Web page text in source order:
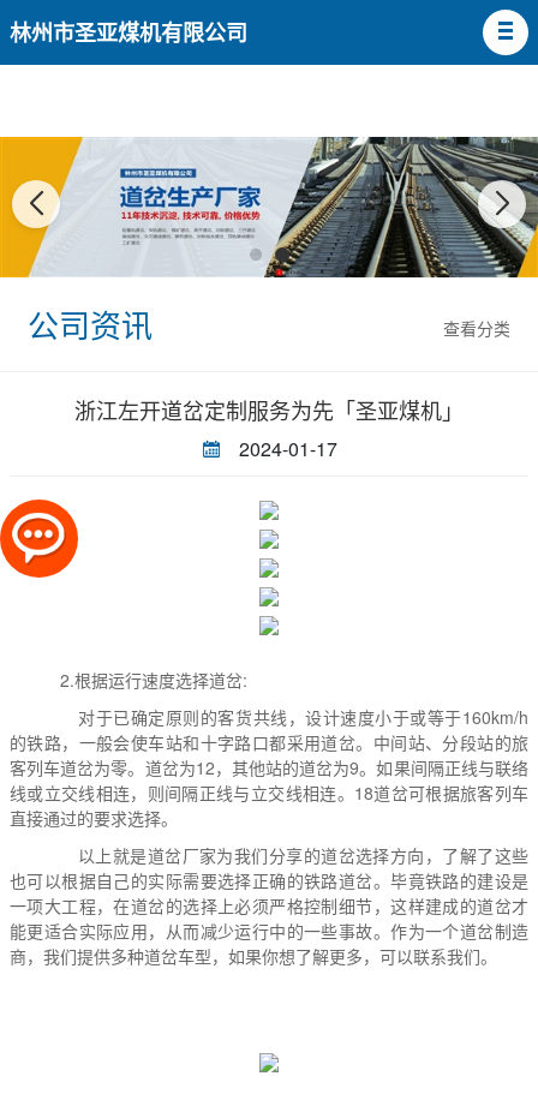
林州市圣亚煤机有限公司
查看分类
公司资讯
浙江左开道岔定制服务为先「圣亚煤机」
2024-01-17
2.根据运行速度选择道岔:
对于已确定原则的客货共线，设计速度小于或等于160km/h
的铁路，一般会使车站和十字路口都采用道岔。中间站、分段站的旅
客列车道岔为零。道岔为12，其他站的道岔为9。如果间隔正线与联络
线或立交线相连，则间隔正线与立交线相连。18道岔可根据旅客列车
直接通过的要求选择。
以上就是道岔厂家为我们分享的道岔选择方向，了解了这些
也可以根据自己的实际需要选择正确的铁路道岔。毕竟铁路的建设是
一项大工程，在道岔的选择上必须严格控制细节，这样建成的道岔才
能更适合实际应用，从而减少运行中的一些事故。作为一个道岔制造
商，我们提供多种道岔车型，如果你想了解更多，可以联系我们。